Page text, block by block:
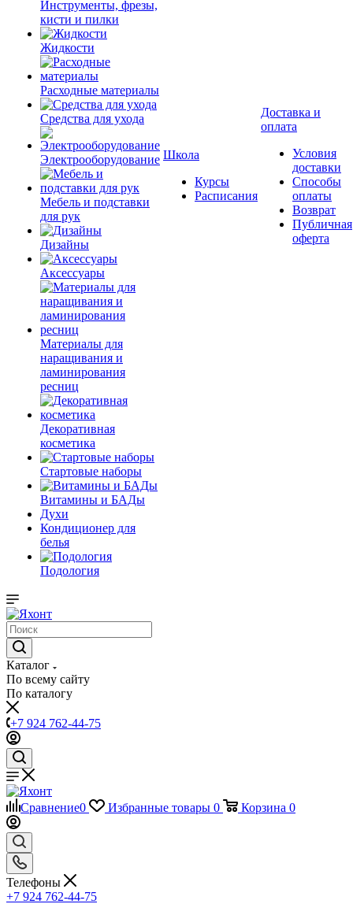
Инструменты, фрезы,
кисти и пилки
Жидкости
Расходные материалы
Средства для ухода
Электрооборудование
Мебель и подставки
для рук
Дизайны
Аксессуары
Материалы для
наращивания и
ламинирования
ресниц
Декоративная
косметика
Стартовые наборы
Витамины и БАДы
Духи
Кондиционер для
белья
Подология
Школа
Курсы
Расписания
Доставка и
оплата
Условия
доставки
Способы
оплаты
Возврат
Публичная
оферта
Каталог
По всему сайту
По каталогу
+7 924 762-44-75
Сравнение0 Избранные товары 0 Корзина 0
Телефоны
+7 924 762-44-75